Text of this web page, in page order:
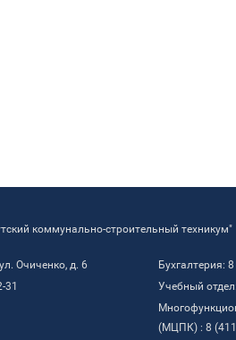
коммунально-строительный техникум"
Очиченко, д. 6
Бухгалтерия:
31
Учебный
(МЦПК) : 8